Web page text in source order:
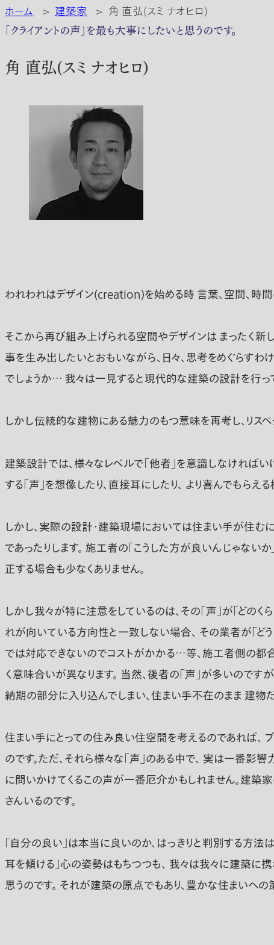
ホーム > 建築家 > 角 直弘(スミ ナオヒロ)
「クライアントの声」を最も大事にしたいと思うのです。
角 直弘(スミ ナオヒロ)
われわれはデザイン(creation)を始める時 言葉、空間、時間
そこから再び組み上げられる空間やデザインは まったく
事を生み出したいとおもいながら、日々、思考をめぐらす
でしょうか… 我々は一見すると現代的な建築の設計を行っ
しかし伝統的な建物にある魅力のもつ意味を再考し、リス
建築設計では、様々なレベルで「他者」を意識しなければ
する「声」を想像したり、直接耳にしたり、 より喜んでもらえ
しかし、実際の設計・建築現場においては住まい手が住む
であったりします。 施工者の「こうした方が良いんじゃな
正する場合も少なくありません。
しかし我々が特に注意をしているのは、その「声」が「どの
れが向いている方向性と一致しない場合、 その業者が「ど
では対応できないのでコストがかかる…等、施工者側の都
く意味合いが異なります。 当然、後者の「声」が多いので
納期の部分に入り込んでしまい、住まい手不在のまま 建物
住まい手にとっての住み良い住空間を考えるのであれば、
のです。ただ、それら様々な「声」のある中で、 実は一番影
に問いかけてくるこの声が一番厄介かもしれません。建築
さんいるのです。
「自分の良い」は本当に良いのか、はっきりと判別する方法
耳を傾ける」心の姿勢はもちつつも、 我々は我々に建築に
思うのです。 それが建築の原点でもあり、豊かな住まいへの